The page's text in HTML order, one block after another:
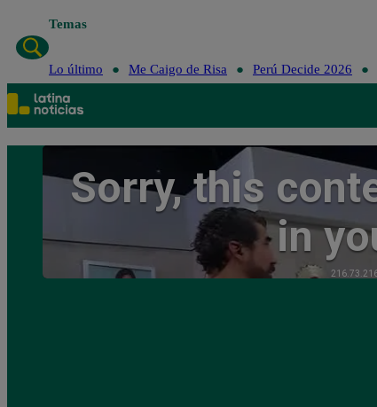
Temas
Lo último Me Caigo de Risa Perú Decide 2026